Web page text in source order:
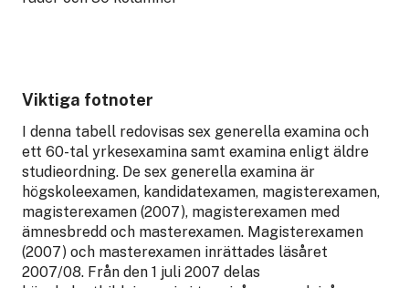
Viktiga fotnoter
I denna tabell redovisas sex generella examina och
ett 60-tal yrkesexamina samt examina enligt äldre
studieordning. De sex generella examina är
högskoleexamen, kandidatexamen, magisterexamen,
magisterexamen (2007), magisterexamen med
ämnesbredd och masterexamen. Magisterexamen
(2007) och masterexamen inrättades läsåret
2007/08. Från den 1 juli 2007 delas